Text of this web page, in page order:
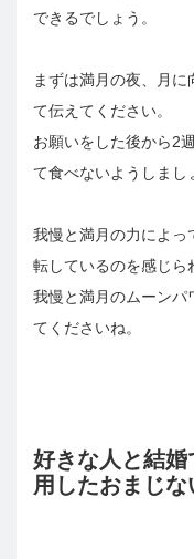
できるでしょう。
まずは満月の夜、月
て伝えてください。
お願いをした後から2
て食べないようしまし
我慢と満月の力によっ
転しているのを感じら
我慢と満月のムーンパ
てくださいね。
好きな人と結
用したおまじ